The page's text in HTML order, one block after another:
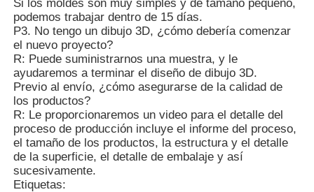
Si los moldes son muy simples y de tamaño pequeño,
podemos trabajar dentro de 15 días.
P3. No tengo un dibujo 3D, ¿cómo debería comenzar
el nuevo proyecto?
R: Puede suministrarnos una muestra, y le
ayudaremos a terminar el diseño de dibujo 3D.
Previo al envío, ¿cómo asegurarse de la calidad de
los productos?
R: Le proporcionaremos un video para el detalle del
proceso de producción incluye el informe del proceso,
el tamaño de los productos, la estructura y el detalle
de la superficie, el detalle de embalaje y así
sucesivamente.
Etiquetas: